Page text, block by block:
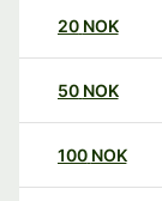
20 NOK
50 NOK
100 NOK